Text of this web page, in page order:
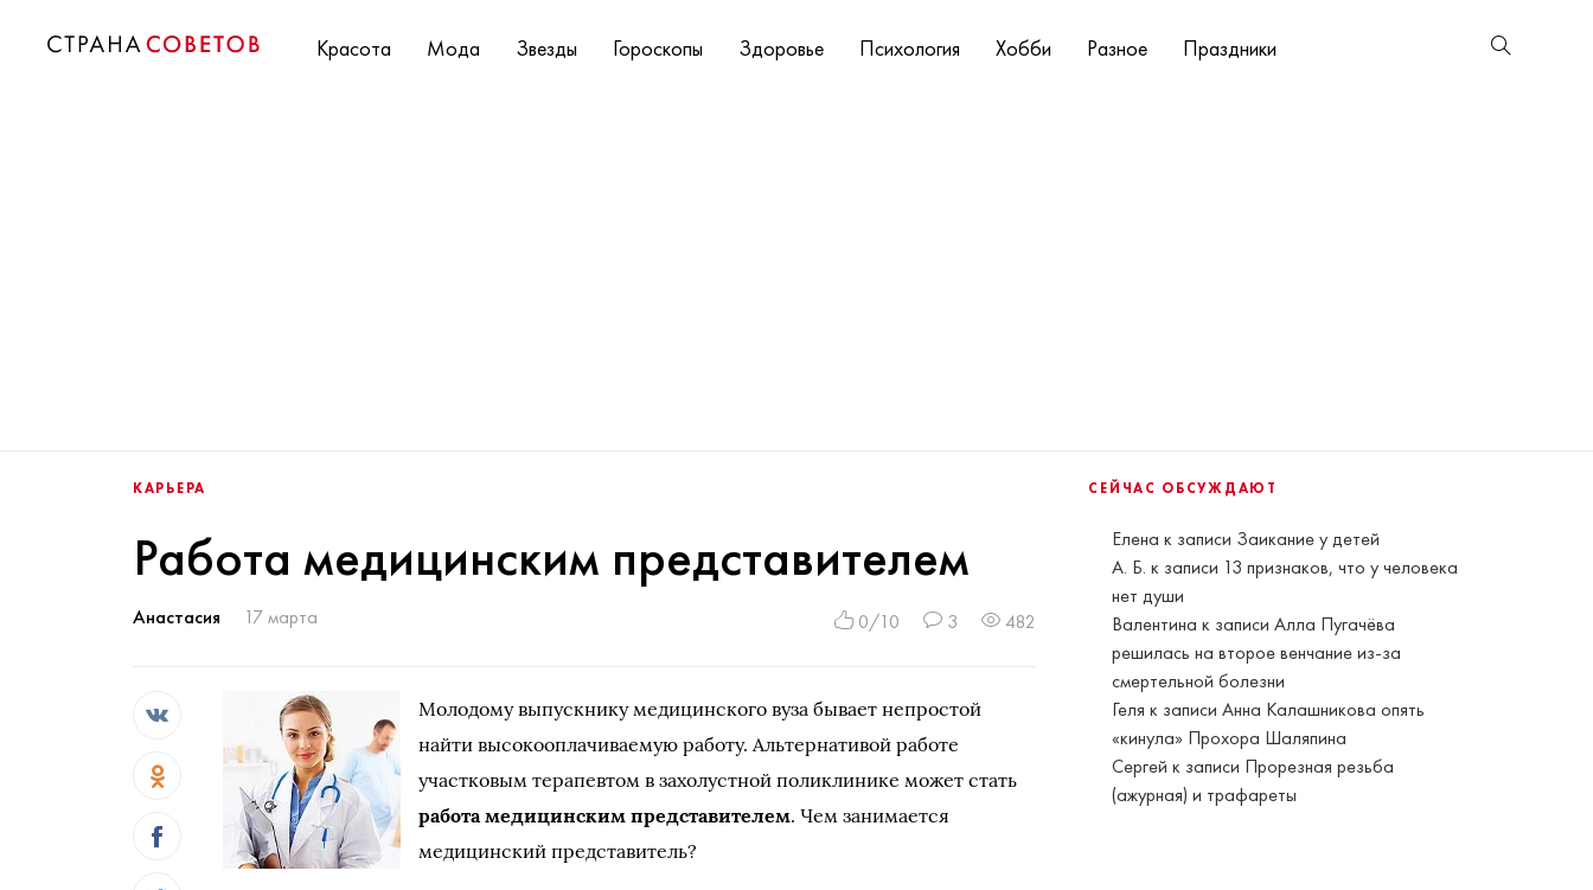
Красота Мода Звезды Гороскопы Здоровье Психология Хобби Разное Праздники
СЕЙЧАС ОБСУЖДАЮТ
Елена к записи Заикание у детей
А. Б. к записи 13 признаков, что у человека
нет души
Валентина к записиАлла Пугачёва
решилась на второе венчание из-за
смертельной болезни
Геля к записиАнна Калашникова опять
«кинула» Прохора Шаляпина
Сергей к записи Прорезная резьба
(ажурная) и трафареты
КАРЬЕРА
Работа медицинским представителем
Анастасия 17 марта 0/10 3 482
Молодому выпускнику медицинского вуза бывает непростой
найти высокооплачиваемую работу. Альтернативой работе
участковым терапевтом в захолустной поликлинике может стать
работа медицинским представителем. Чем занимается
медицинский представитель?